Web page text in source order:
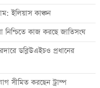
ইলিয়াস কাঞ্চন
নিশ্চিতে কাজ করছে জাতিসংঘ
ডব্লিউএইচও প্রধানের
সীমিত করছেন ট্রাম্প